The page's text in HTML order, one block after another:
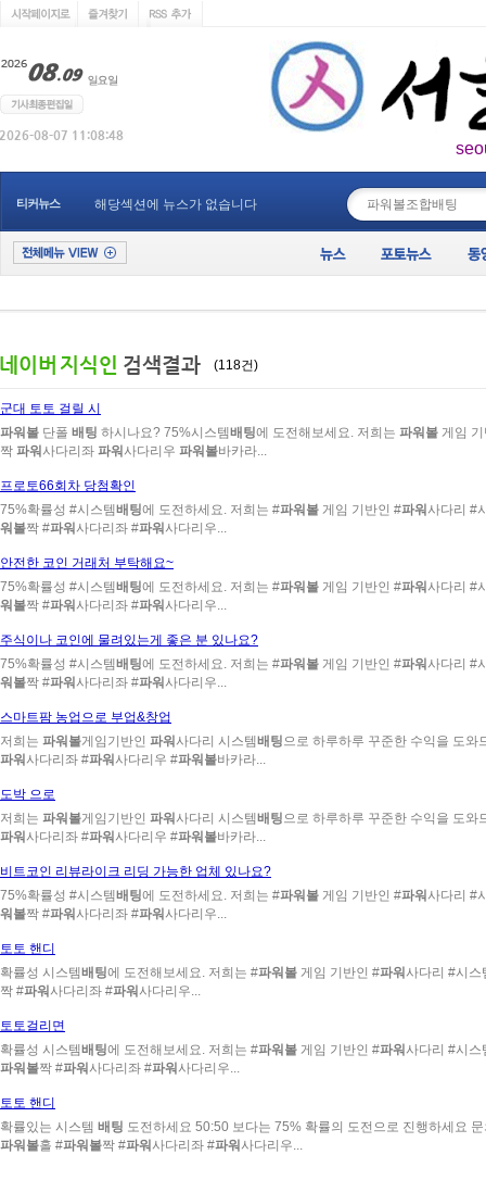
티커뉴스 해당섹션에 뉴스가 없습니다
(118건)
군대 토토 걸릴 시
파워볼 단폴 배팅 하시나요? 75%시스템배팅에 도전해보세요. 저희는 파워볼 게임
짝 파워 사다리좌 파워 사다리우 파워볼바카라...
프로토66회차 당첨확인
75%확률성 #시스템배팅에 도전하세요. 저희는 #파워볼 게임 기반인 #파워 사다리 #
워볼짝 #파워 사다리좌 #파워 사다리우...
안전한 코인 거래처 부탁해요~
75%확률성 #시스템배팅에 도전하세요. 저희는 #파워볼 게임 기반인 #파워 사다리 #
워볼짝 #파워 사다리좌 #파워 사다리우...
주식이나 코인에 물려있는게 좋은 분 있나요?
75%확률성 #시스템배팅에 도전하세요. 저희는 #파워볼 게임 기반인 #파워 사다리 #
워볼짝 #파워 사다리좌 #파워 사다리우...
스마트팜 농업으로 부업&창업
저희는 파워볼게임기반인 파워 사다리 시스템배팅으로 하루하루 꾸준한 수익을 도와
파워 사다리좌 #파워 사다리우 #파워볼바카라...
도박 으로
저희는 파워볼게임기반인 파워 사다리 시스템배팅으로 하루하루 꾸준한 수익을 도와
파워 사다리좌 #파워 사다리우 #파워볼바카라...
비트코인 리뷰라이크 리딩 가능한 업체 있나요?
75%확률성 #시스템배팅에 도전하세요. 저희는 #파워볼 게임 기반인 #파워 사다리 #
워볼짝 #파워 사다리좌 #파워 사다리우...
토토 핸디
확률성 시스템배팅에 도전해보세요. 저희는 #파워볼 게임 기반인 #파워 사다리 #시스
짝 #파워 사다리좌 #파워 사다리우...
토토걸리면
확률성 시스템배팅에 도전해보세요. 저희는 #파워볼 게임 기반인 #파워 사다리 #시스
파워볼짝 #파워 사다리좌 #파워 사다리우...
토토 핸디
확률있는 시스템 배팅 도전하세요 50:50 보다는 75% 확률의 도전으로 진행하세요
파워볼홀 #파워볼짝 #파워 사다리좌 #파워 사다리우...